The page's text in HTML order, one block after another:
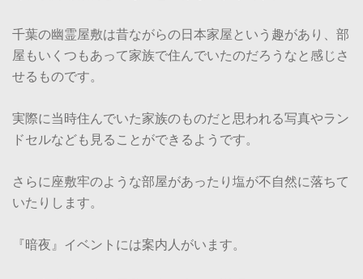
千葉の幽霊屋敷は昔ながらの日本家屋という趣があり、部
屋もいくつもあって家族で住んでいたのだろうなと感じさ
せるものです。
実際に当時住んでいた家族のものだと思われる写真やラン
ドセルなども見ることができるようです。
さらに座敷牢のような部屋があったり塩が不自然に落ちて
いたりします。
『暗夜』イベントには案内人がいます。